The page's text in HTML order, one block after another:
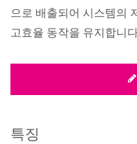
으로 배출되어 시스템의
고효율 동작을 유지합니
특징